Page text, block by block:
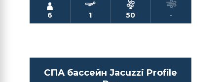
6 1 50 -
СПА бассейн Jacuzzi Profile